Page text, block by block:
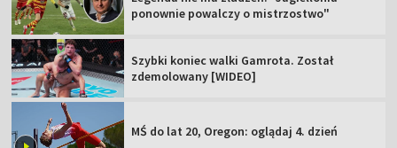
ponownie powalczy o mistrzostwo"
Szybki koniec walki Gamrota. Został
zdemolowany [WIDEO]
MŚ do lat 20, Oregon: oglądaj 4. dzień